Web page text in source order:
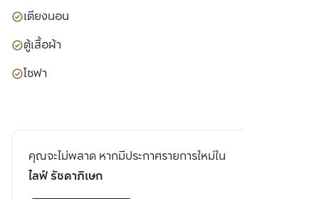
เตียงนอน
ตู้เสื้อผ้า
โซฟา
คุณจะไม่พลาด หากมีประกาศรายการใหม่ใน
ไลฟ์ รัชดาภิเษก